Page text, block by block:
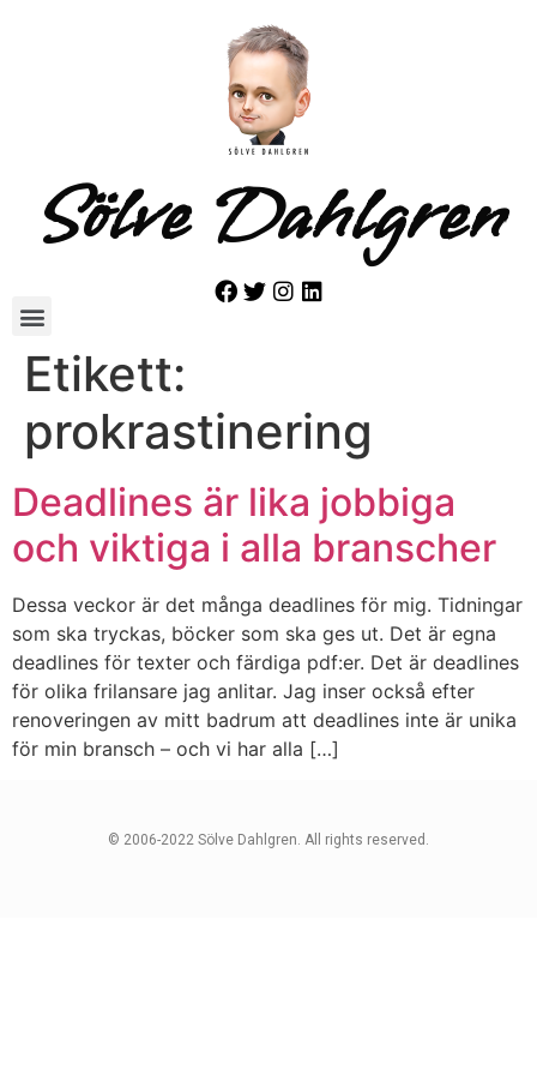
Sölve Dahlgren
Etikett:
prokrastinering
Deadlines är lika jobbiga
och viktiga i alla branscher
Dessa veckor är det många deadlines för mig. Tidningar
som ska tryckas, böcker som ska ges ut. Det är egna
deadlines för texter och färdiga pdf:er. Det är deadlines
för olika frilansare jag anlitar. Jag inser också efter
renoveringen av mitt badrum att deadlines inte är unika
för min bransch – och vi har alla […]
© 2006-2022 Sölve Dahlgren. All rights reserved.